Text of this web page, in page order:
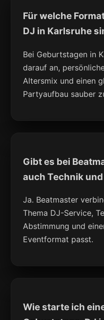
Für welche
DJ in Karlsruhe
Bei Geburtstagen in
darauf an,
Altersmix und einen
Partyaufbau sauber
Gibt es bei
auch Technik
Ja. Beatmaster
Thema DJ-Service,
Abstimmung und
Eventformat passt.
Wie starte ich